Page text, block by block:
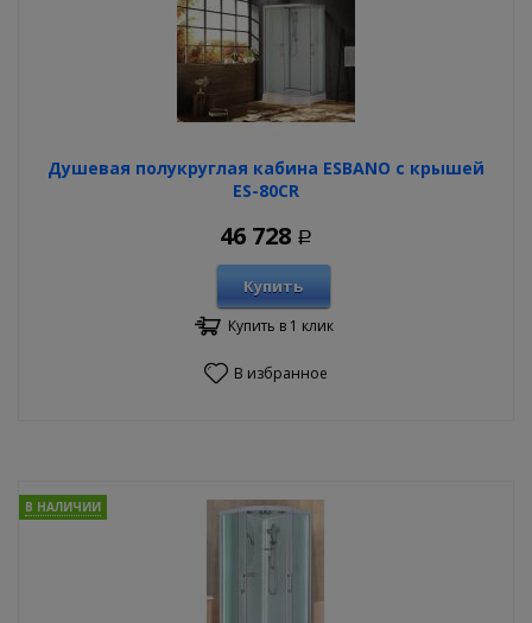
Душевая полукруглая кабина ESBANO с крышей
ES-80CR
46 728 Р
Купить
Купить в 1 клик
В избранное
В НАЛИЧИИ